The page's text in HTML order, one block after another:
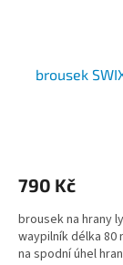
brousek
790 Kč
brousek na hrany
waypilník délka 80
na spodní úhel